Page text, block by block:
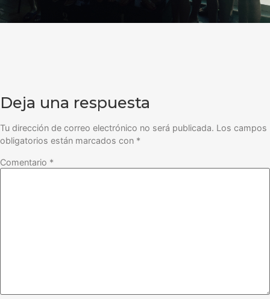
Deja una respuesta
Tu dirección de correo electrónico no será publicada. Los campos
obligatorios están marcados con *
Comentario *